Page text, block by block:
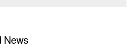
News